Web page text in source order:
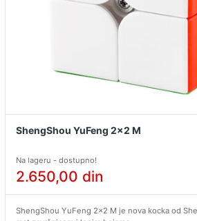
ShengShou YuFeng 2x2 M
Na lageru - dostupno!
2.650,00 din
ShengShou YuFeng 2×2 M je nova kocka od